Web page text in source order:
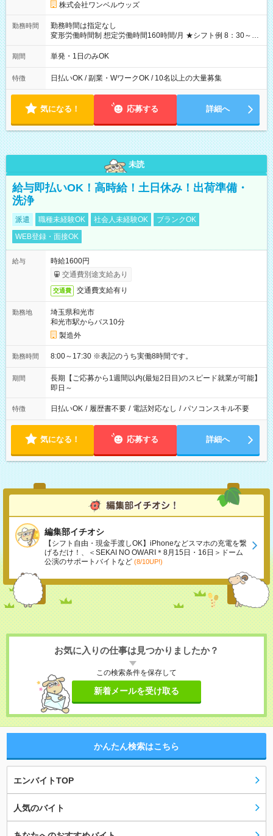
株式会社ワンベルウッズ
勤務時間
勤務時間は指定なし
変形労働時間制 想定労働時間160時間/月 ★シフト例 8：30～
19：00
期間 単発・1日のみOK
特徴 日払いOK / 副業・WワークOK / 10名以上の大量募集
気になる！ 応募する 詳細へ
未読
給与即払いOK！高時給！土日休み！出荷準備・
洗浄
派遣 職種未経験OK 社会人未経験OK
ブランクOK
WEB登録・面接OK
給与
時給1600円
交通費別途支給あり
交通費 交通費支給有り
勤務地
埼玉県和光市
和光市駅からバス10分
製造外
勤務時間 8:00～17:30 ※表記のうち実働8時間です。
期間
長期【ご応募から1週間以内(最短2日目)のスピード就業が可能】
即日～
特徴 日払いOK / 履歴書不要 / 電話対応なし / パソコンスキル不要
気になる！ 応募する 詳細へ
編集部イチオシ
【シフト自由・現金手渡しOK】iPhoneなどスマホの充電を繋
げるだけ！、＜SEKAI NO OWARI＊8月15日・16日＞ドーム
公演のサポートバイトなど (8/10UP!)
お気に入りの仕事は見つかりましたか？
この検索条件を保存して
新着メールを受け取る
かんたん検索はこちら
エンバイトTOP
人気のバイト